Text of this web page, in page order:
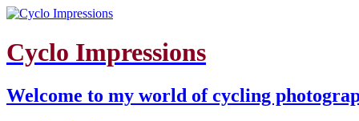
Cyclo Impressions
Welcome to my world of cycling